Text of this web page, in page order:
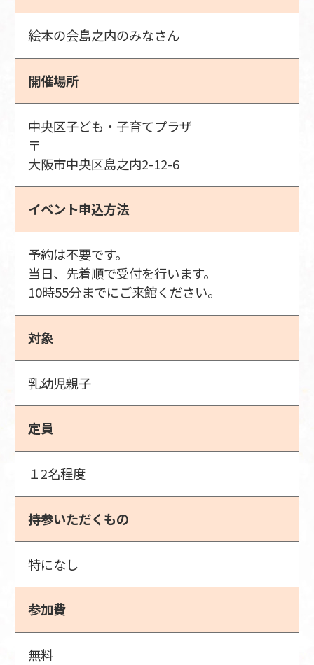
絵本の会島之内のみなさん
開催場所
中央区子ども・子育てプラザ
〒
大阪市中央区島之内2-12-6
イベント申込方法
予約は不要です。
当日、先着順で受付を行います。
10時55分までにご来館ください。
対象
乳幼児親子
定員
１2名程度
持参いただくもの
特になし
参加費
無料